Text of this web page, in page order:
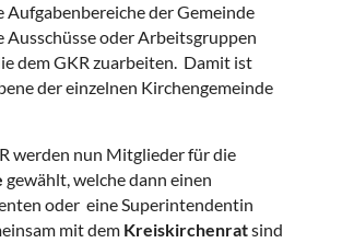
Aufgabenbereiche der Gemeinde
Ausschüsse oder Arbeitsgruppen
dem GKR zuarbeiten. Damit ist
der einzelnen Kirchengemeinde
werden nun Mitglieder für die
gewählt, welche dann einen
oder eine Superintendentin
mit dem Kreiskirchenratsind